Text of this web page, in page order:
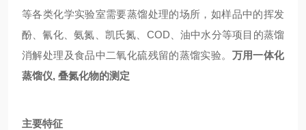
等各类化学实验室需要蒸馏处理的场所，如样品中的挥发
酚、氰化、氨氮、凯氏氮、COD、油中水分等项目的蒸馏
消解处理及食品中二氧化硫残留的蒸馏实验。 万用一体化
蒸馏仪, 叠氮化物的测定
主要特征